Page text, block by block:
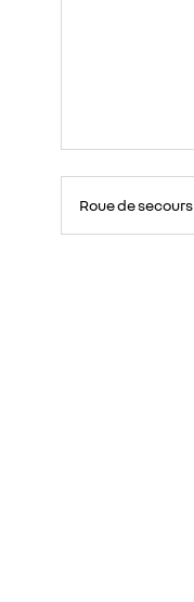
Roue de secours